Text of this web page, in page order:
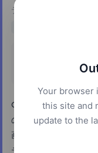
デザインプロジェク
Free
Coolorsは、デザイナ
の一連のツールを提
画像からの色抽出、
テキストでのパレッ
Your browser
this site and
update to the